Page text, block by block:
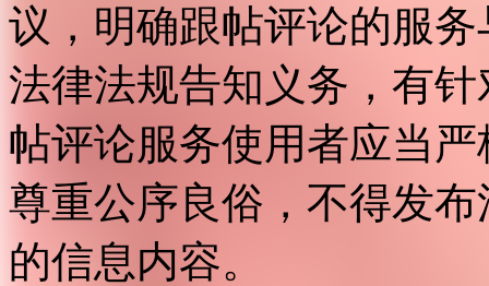
议，明确跟帖评论的服
法律法规告知义务，有
帖评论服务使用者应当
尊重公序良俗，不得发
的信息内容。